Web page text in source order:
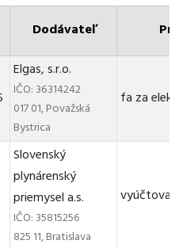
Dodávateľ
Elgas, s.r.o.
IČO: 36314242
017 01, Považská
Bystrica
fa za
Slovenský
plynárenský
priemysel a.s.
IČO: 35815256
825 11, Bratislava